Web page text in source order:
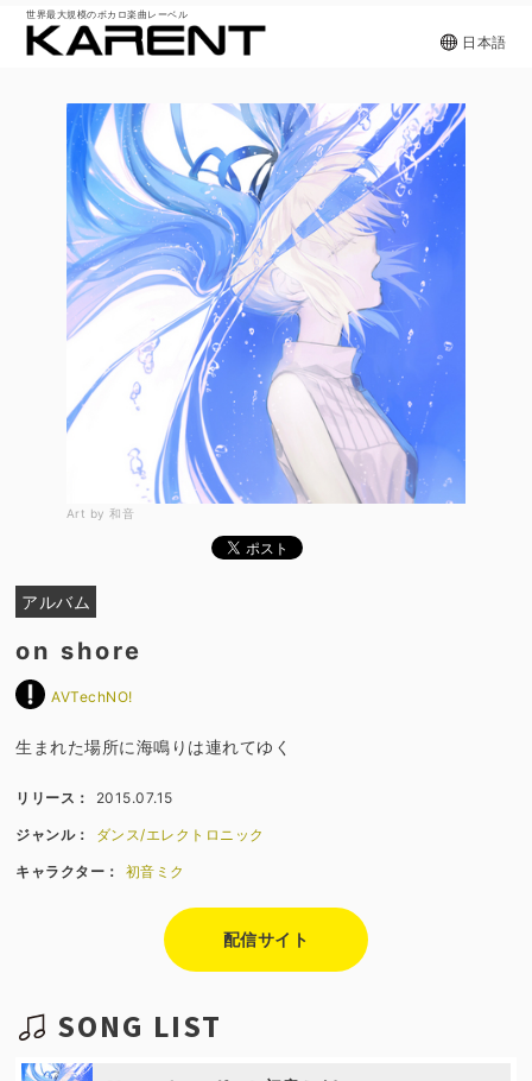
世界最大規模のボカロ楽曲レーベル
日本語
Art by 和音
アルバム
on shore
AVTechNO!
生まれた場所に海鳴りは連れてゆく
リリース： 2015.07.15
ジャンル： ダンス/エレクトロニック
キャラクター： 初音ミク
配信サイト
SONG LIST